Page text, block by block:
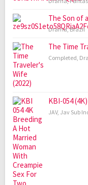
The Son of
Drama,Brazil
The Time
Completed
KBI-054
JAV, Jav Sub